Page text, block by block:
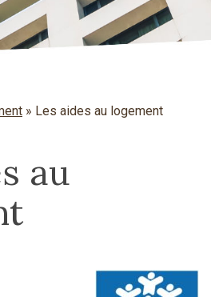
» Les aides au logement
au